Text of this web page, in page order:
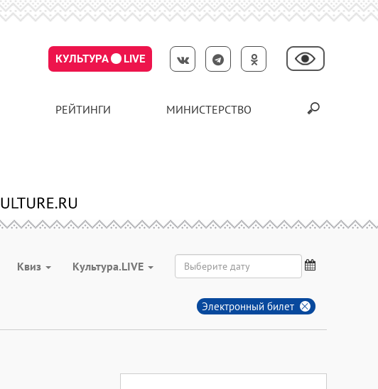
КУЛЬТУРА LIVE
РЕЙТИНГИ МИНИСТЕРСТВО
Квиз Культура.LIVE
Электронный билет